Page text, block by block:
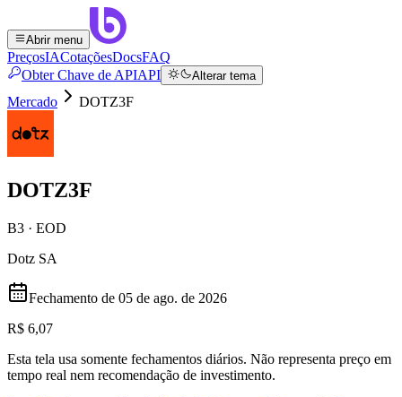
Abrir menu
PreçosIACotaçõesDocsFAQ
Obter Chave de APIAPI Alterar tema
Mercado DOTZ3F
DOTZ3F
B3 · EOD
Dotz SA
Fechamento de 05 de ago. de 2026
R$ 6,07
Esta tela usa somente fechamentos diários. Não representa preço em
tempo real nem recomendação de investimento.